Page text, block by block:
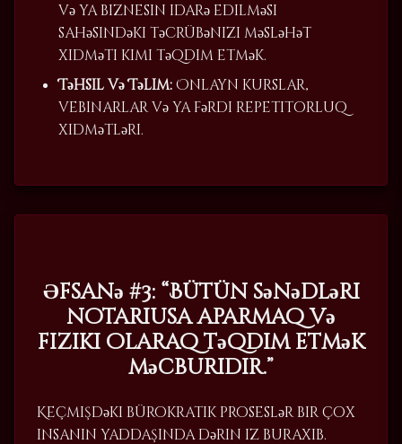
və ya biznesin idarə edilməsi
sahəsindəki təcrübənizi məsləhət
xidməti kimi təqdim etmək.
Təhsil və Təlim:Onlayn kurslar,
vebinarlar və ya fərdi repetitorluq
xidmətləri.
Əfsanə #3: “Bütün sənədləri
notariusa aparmaq və
fiziki olaraq təqdim etmək
məcburidir.”
Keçmişdəki bürokratik proseslər bir çox
insanın yaddaşında dərin iz buraxıb.